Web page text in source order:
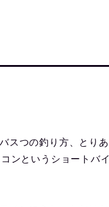
スつの釣り方、とりあ
ンというショートバイ